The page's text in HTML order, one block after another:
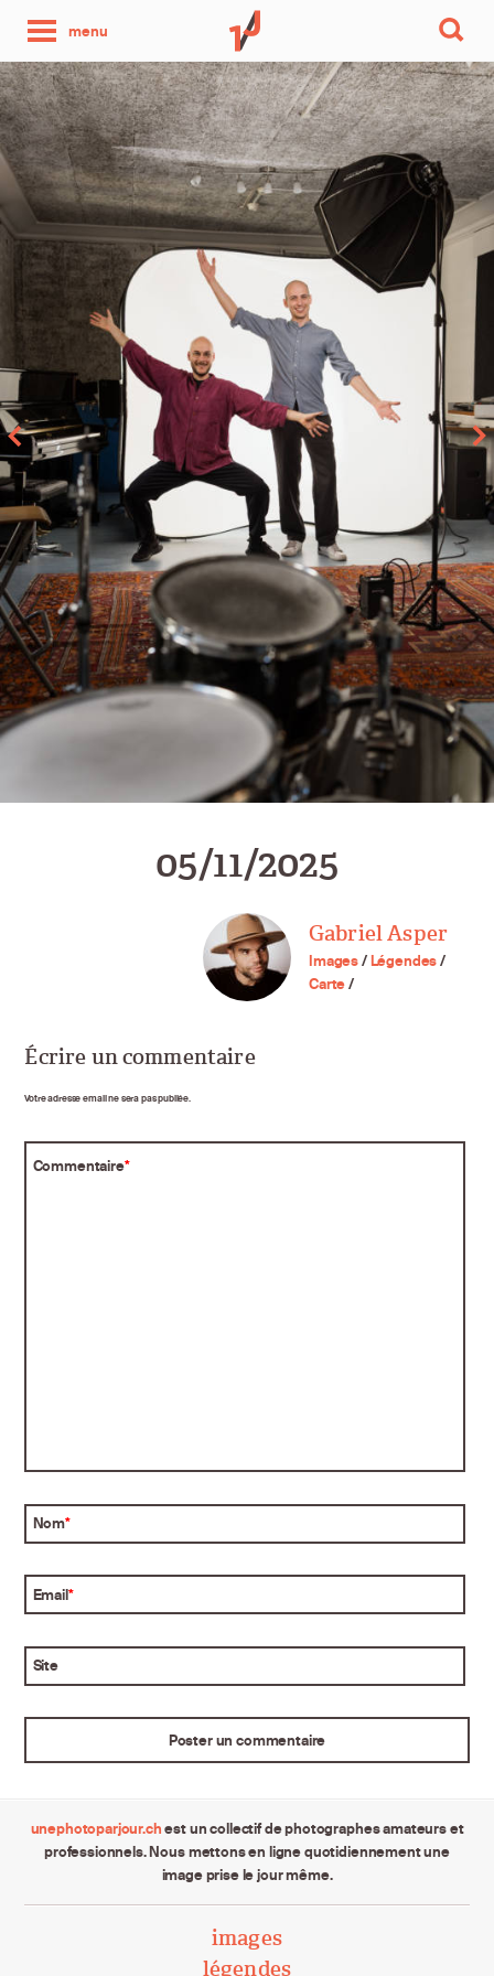
menu
photo
par
jour
05/11/2025
Gabriel Asper
Images/Légendes/
Carte/
Écrire un commentaire
Votre adresse email ne sera pas publiée.
Commentaire*
Nom*
Email*
Site
unephotoparjour.chest un collectif de photographes amateurs et
professionnels. Nous mettons en ligne quotidiennement une
image prise le jour même.
images
légendes